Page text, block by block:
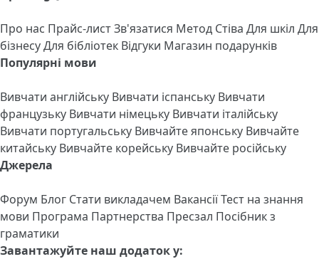
Про нас Прайс-листЗв'язатися Метод Стіва Для шкіл Для
бізнесуДля бібліотек Відгуки Магазин подарунків
Популярні мови
Вивчати англійську Вивчати іспанську Вивчати
французьку Вивчати німецьку Вивчати італійську
Вивчати португальську Вивчайте японську Вивчайте
китайську Вивчайте корейську Вивчайте російську
Джерела
Форум Блог Стати викладачем ВакансіїТест на знання
мови Програма Партнерства Пресзал Посібник з
граматики
Завантажуйте наш додаток у: